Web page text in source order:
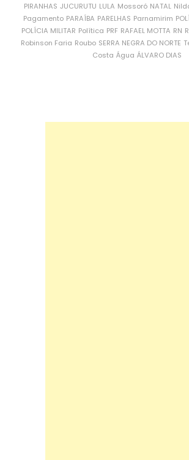
PIRANHAS JUCURUTU LULA Mossoró NATAL
Pagamento PARAÍBA PARELHAS Parnamirim
POLÍCIA MILITAR Política PRF RAFAEL MOTTA RN
Robinson Faria Roubo SERRA NEGRA DO NORTE
Costa Água ÁLVARO DIAS